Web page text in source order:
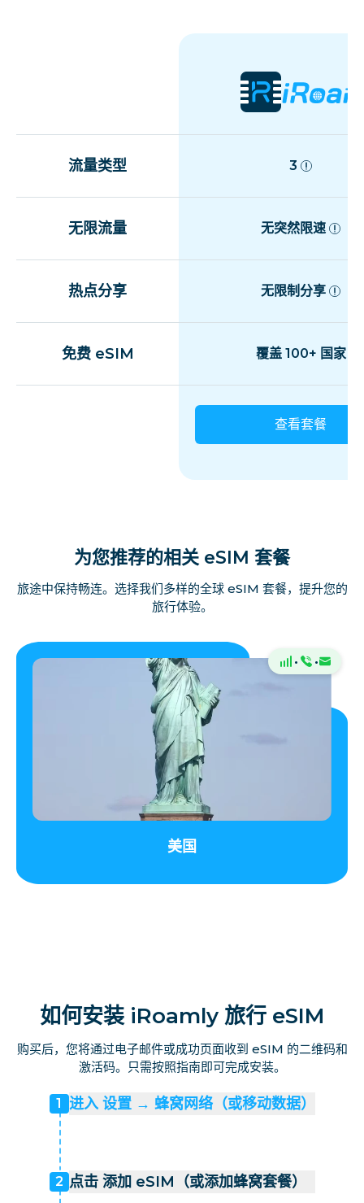
流量类型 3
无限流量 无突然限速
热点分享 无限制分享
免费 eSIM 覆盖 100+ 国家
查看套餐
为您推荐的相关 eSIM 套餐
旅途中保持畅连。选择我们多样的全球 eSIM 套餐，提升您的
旅行体验。
· ·
美国
如何安装 iRoamly 旅行 eSIM
购买后，您将通过电子邮件或成功页面收到 eSIM 的二维码和
激活码。只需按照指南即可完成安装。
1 进入 设置 → 蜂窝网络（或移动数据）
2 点击 添加 eSIM（或添加蜂窝套餐）